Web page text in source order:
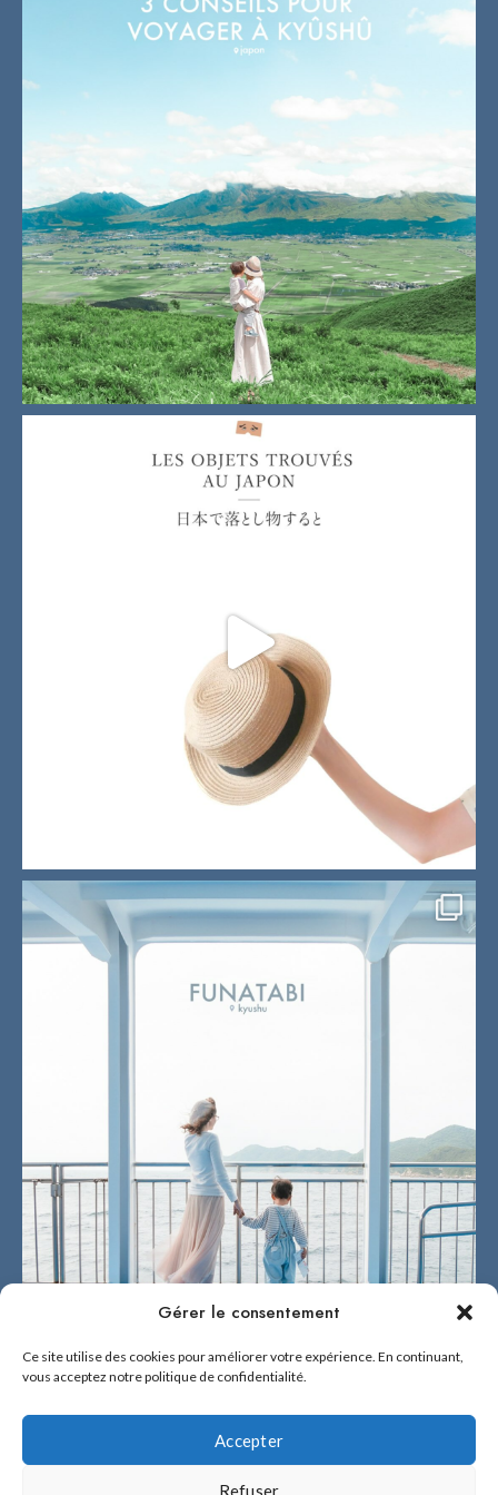
Gérer le consentement
Ce site utilise des cookies pour améliorer votre expérience. En continuant,
vous acceptez notre politique de confidentialité.
Accepter
Refuser
2026 © BÉNÉ NO FUKUOKA !